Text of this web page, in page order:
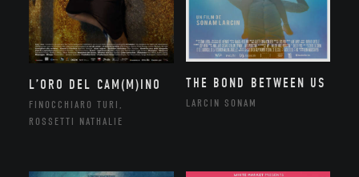
L’ORO DEL CAM(M)INO
FINOCCHIARO TURI,
ROSSETTI NATHALIE
THE BOND BETWEEN US
LARCIN SONAM